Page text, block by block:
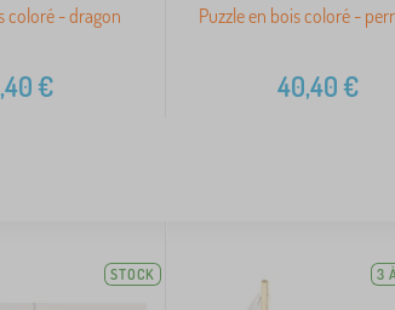
coloré - dragon
€
Puzzle en bois coloré -
40,40€
STOCK 3